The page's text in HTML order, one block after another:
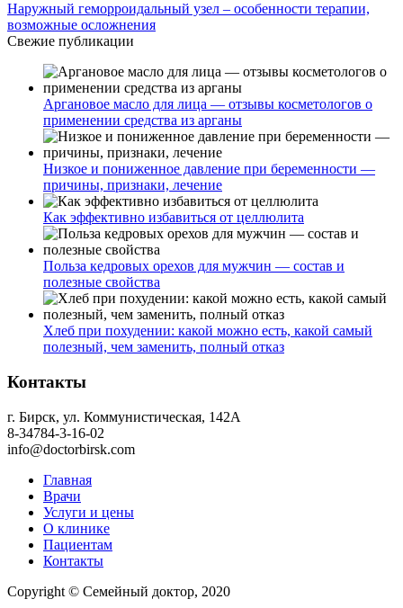
Наружный геморроидальный узел – особенности терапии,
возможные осложнения
Свежие публикации
Аргановое масло для лица — отзывы косметологов о
применении средства из арганы
Низкое и пониженное давление при беременности —
причины, признаки, лечение
Как эффективно избавиться от целлюлита
Польза кедровых орехов для мужчин — состав и
полезные свойства
Хлеб при похудении: какой можно есть, какой самый
полезный, чем заменить, полный отказ
Контакты
г. Бирск, ул. Коммунистическая, 142А
8-34784-3-16-02
info@doctorbirsk.com
Главная
Врачи
Услуги и цены
О клинике
Пациентам
Контакты
Copyright © Семейный доктор, 2020